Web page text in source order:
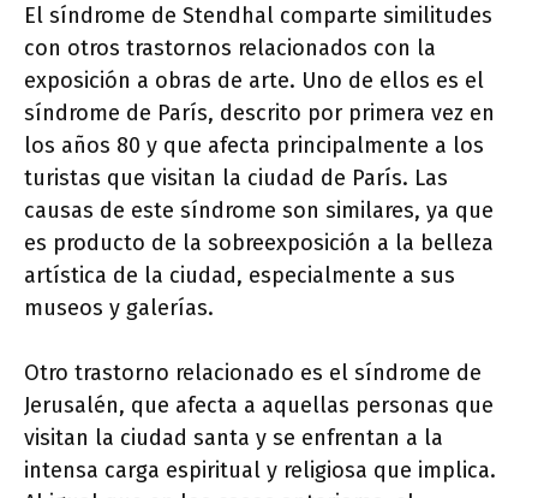
El síndrome de Stendhal comparte similitudes
con otros trastornos relacionados con la
exposición a obras de arte. Uno de ellos es el
síndrome de París, descrito por primera vez en
los años 80 y que afecta principalmente a los
turistas que visitan la ciudad de París. Las
causas de este síndrome son similares, ya que
es producto de la sobreexposición a la belleza
artística de la ciudad, especialmente a sus
museos y galerías.
Otro trastorno relacionado es el síndrome de
Jerusalén, que afecta a aquellas personas que
visitan la ciudad santa y se enfrentan a la
intensa carga espiritual y religiosa que implica.